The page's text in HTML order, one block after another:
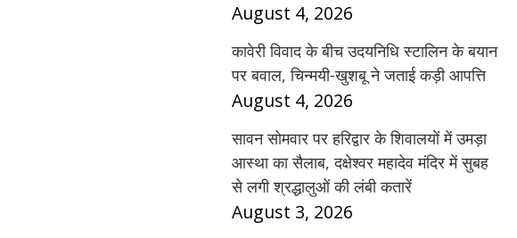
August 4, 2026
कावेरी विवाद के बीच उदयनिधि स्टालिन के बयान
पर बवाल, चिन्मयी-खुशबू ने जताई कड़ी आपत्ति
August 4, 2026
सावन सोमवार पर हरिद्वार के शिवालयों में उमड़ा
आस्था का सैलाब, दक्षेश्वर महादेव मंदिर में सुबह
से लगी श्रद्धालुओं की लंबी कतारें
August 3, 2026